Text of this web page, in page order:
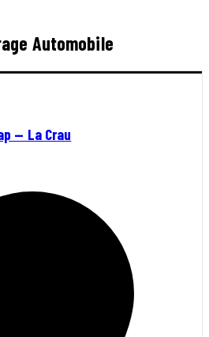
Automobile
— La Crau